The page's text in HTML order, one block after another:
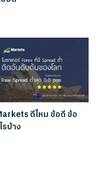
ดีไหม ข้อดี ข้อ
รบ้าง